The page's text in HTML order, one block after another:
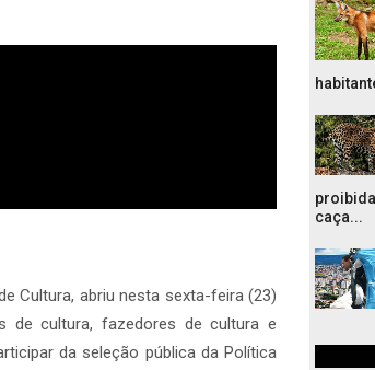
Cultura, abriu nesta sexta-feira (23)
de cultura, fazedores de cultura e
da seleção pública da Política
caça...